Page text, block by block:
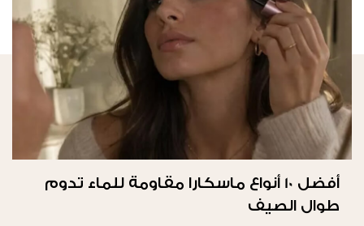
أفضل 10 أنواع ماسكارا مقاومة للماء تدوم
طوال الصيف